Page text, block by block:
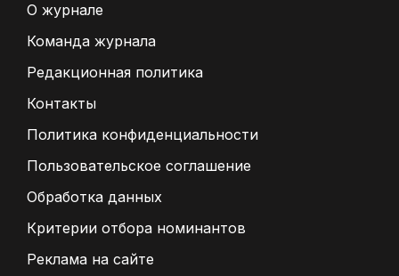
О журнале
Команда журнала
Редакционная политика
Контакты
Политика конфиденциальности
Пользовательское соглашение
Обработка данных
Критерии отбора номинантов
Реклама на сайте